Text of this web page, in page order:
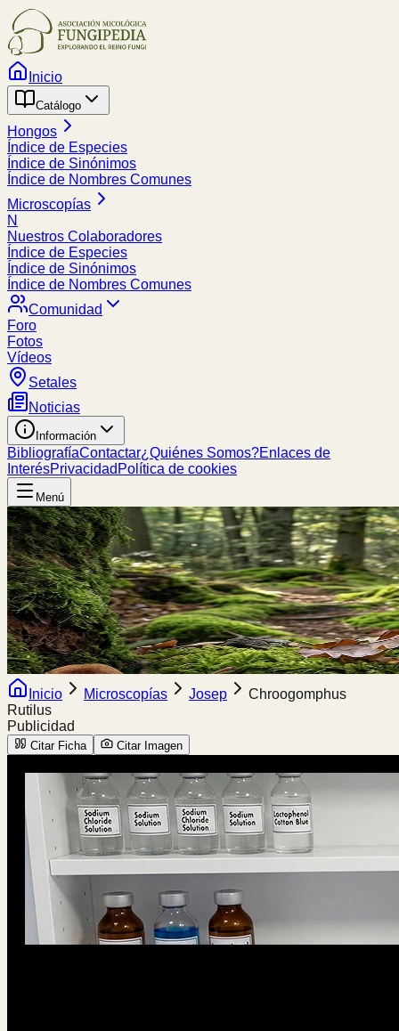
Inicio
Catálogo
Hongos
Índice de Especies
Índice de Sinónimos
Índice de Nombres Comunes
Microscopías
N
Nuestros Colaboradores
Índice de Especies
Índice de Sinónimos
Índice de Nombres Comunes
Comunidad
Foro
Fotos
Vídeos
Setales
Noticias
Información
BibliografíaContactar¿Quiénes Somos?Enlaces de
InterésPrivacidad Política de cookies
Menú
Inicio Microscopías Josep
Chroogomphus
Rutilus
Publicidad
Citar Ficha Citar Imagen